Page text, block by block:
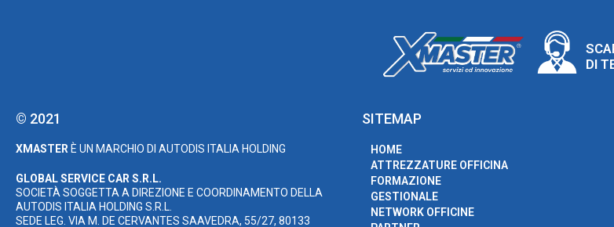
DI
© 2021
XMASTER È UN MARCHIO DI AUTODIS ITALIA HOLDING
GLOBAL SERVICE CAR S.R.L.
SOCIETÀ SOGGETTA A DIREZIONE E COORDINAMENTO DELLA
AUTODIS ITALIA HOLDING S.R.L.
SEDE LEG. VIA M. DE CERVANTES SAAVEDRA, 55/27, 80133
SITEMAP
HOME
ATTREZZATURE OFFICINA
FORMAZIONE
GESTIONALE
NETWORK OFFICINE